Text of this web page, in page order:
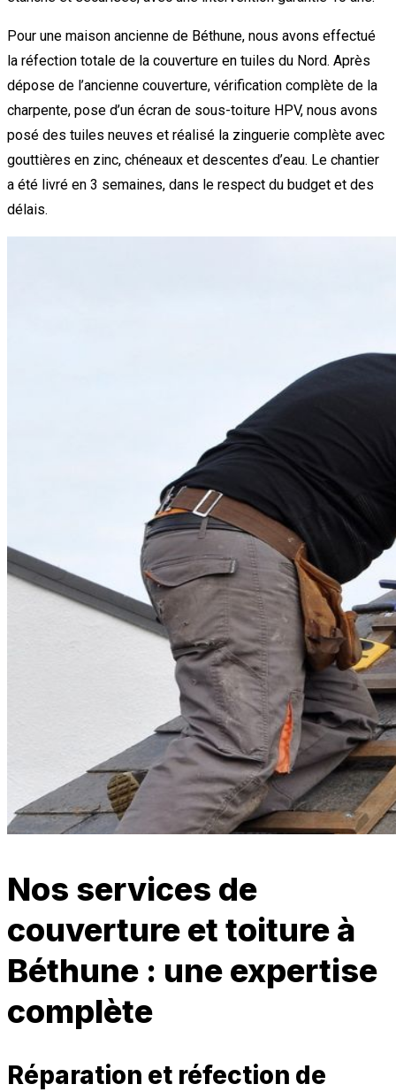
Pour une maison ancienne de Béthune, nous avons effectué
la réfection totale de la couverture en tuiles du Nord. Après
dépose de l’ancienne couverture, vérification complète de la
charpente, pose d’un écran de sous-toiture HPV, nous avons
posé des tuiles neuves et réalisé la zinguerie complète avec
gouttières en zinc, chéneaux et descentes d’eau. Le chantier
a été livré en 3 semaines, dans le respect du budget et des
délais.
Nos services de
couverture et toiture à
Béthune : une expertise
complète
Réparation et réfection de